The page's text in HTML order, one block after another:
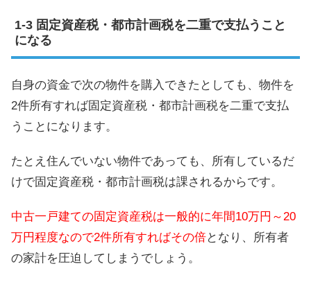
固定資産税・都市計画税を二重で支払うこと
になる
自身の資金で次の物件を購入できたとしても、物件を
2件所有すれば固定資産税・都市計画税を二重で支払
うことになります。
たとえ住んでいない物件であっても、所有しているだ
けで固定資産税・都市計画税は課されるからです。
中古一戸建ての固定資産税は一般的に年間10万円～20
万円程度なので2件所有すればその倍となり、所有者
の家計を圧迫してしまうでしょう。